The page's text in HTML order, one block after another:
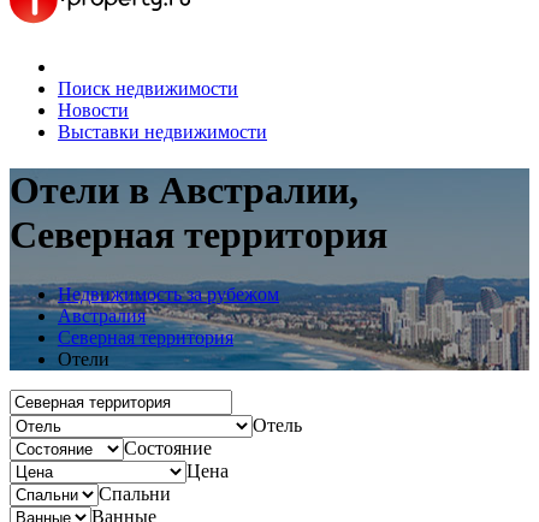
Поиск недвижимости
Новости
Выставки недвижимости
Отели в Австралии,
Северная территория
Недвижимость за рубежом
Австралия
Северная территория
Отели
Отель
Состояние
Цена
Спальни
Ванные